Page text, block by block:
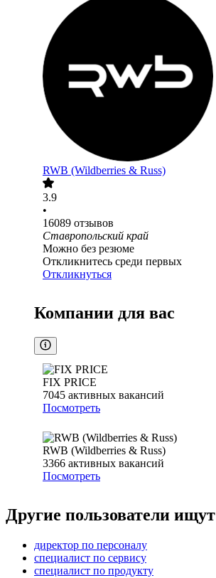
RWB (Wildberries & Russ)
3.9
•
16089 отзывов
Ставропольский край
Можно без резюме
Откликнитесь среди первых
Откликнуться
Компании для вас
FIX PRICE
7045 активных вакансий
Посмотреть
RWB (Wildberries & Russ)
3366 активных вакансий
Посмотреть
Другие пользователи ищут
директор по персоналу
специалист по сервису
специалист по продукту